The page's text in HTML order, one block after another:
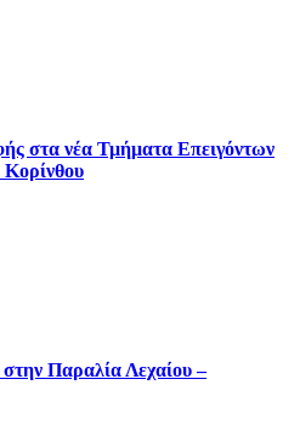
στα νέα Τμήματα Επειγόντων
Παραλία Λεχαίου –